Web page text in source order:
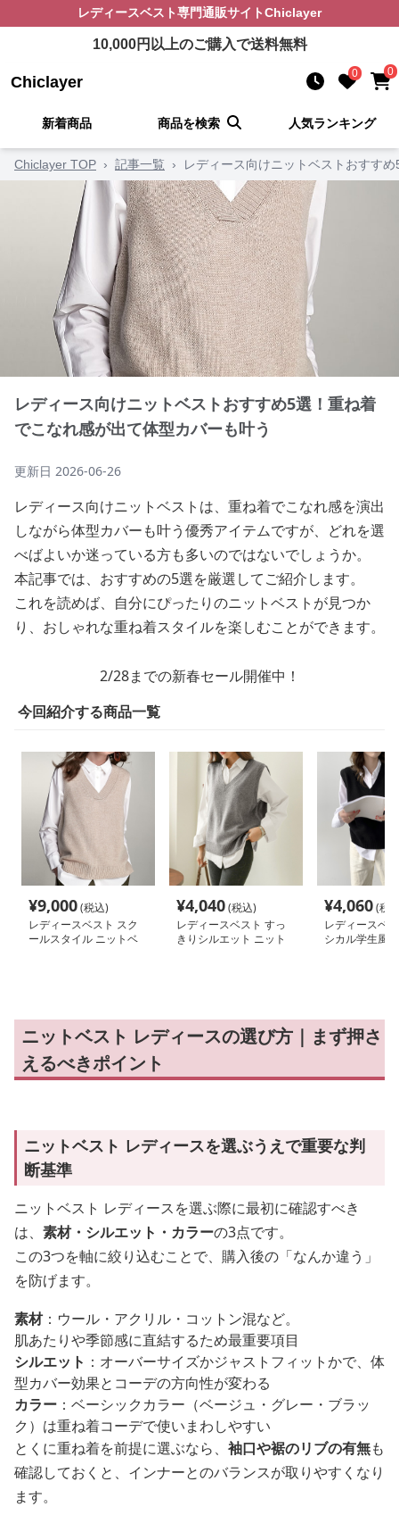
レディースベスト専門通販サイトChiclayer
10,000円以上のご購入で送料無料
Chiclayer 0 0
新着商品 商品を検索 人気ランキング
Chiclayer TOP › 記事一覧 › レディース向けニットベストおすす
レディース向けニットベストおすすめ5選！重ね着
でこなれ感が出て体型カバーも叶う
更新日 2026-06-26
レディース向けニットベストは、重ね着でこなれ感を演出
しながら体型カバーも叶う優秀アイテムですが、どれを選
べばよいか迷っている方も多いのではないでしょうか。
本記事では、おすすめの5選を厳選してご紹介します。
これを読めば、自分にぴったりのニットベストが見つか
り、おしゃれな重ね着スタイルを楽しむことができます。
2/28までの新春セール開催中！
今回紹介する商品一覧
¥9,000(税込)
レディースベスト スク
ールスタイル ニットベ
¥4,040(税込)
レディースベスト すっ
きりシルエット ニット
¥4,060(税
レディースベ
シカル学生風
ニットベスト レディースの選び方｜まず押さ
えるべきポイント
ニットベスト レディースを選ぶうえで重要な判
断基準
ニットベスト レディースを選ぶ際に最初に確認すべき
は、 素材・シルエット・カラーの3点です。
この3つを軸に絞り込むことで、購入後の「なんか違う」
を防げます。
素材：ウール・アクリル・コットン混など。
肌あたりや季節感に直結するため最重要項目
シルエット ：オーバーサイズかジャストフィットかで、体
型カバー効果とコーデの方向性が変わる
カラー ：ベーシックカラー（ベージュ・グレー・ブラッ
ク）は重ね着コーデで使いまわしやすい
とくに重ね着を前提に選ぶなら、 袖口や裾のリブの有無も
確認しておくと、インナーとのバランスが取りやすくなり
ます。